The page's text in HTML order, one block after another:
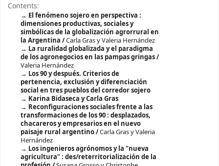
Contents:
El fenómeno sojero en perspectiva :
dimensiones productivas, sociales y
simbólicas de la globalización agrorrural en
la Argentina /Carla Gras y Valeria Hernández
La ruralidad globalizada y el paradigma
de los agronegocios en las pampas gringas /
Valeria Hernández
Los 90 y después. Criterios de
pertenencia, exclusión y diferenciación
social en tres pueblos del corredor sojero
Karina Bidaseca y Carla Gras
Reconfiguraciones sociales frente a las
transformaciones de los 90 : desplazados,
chacareros y empresarios en el nuevo
paisaje rural argentino /Carla Gras y Valeria
Hernández
Los ingenieros agrónomos y la "nueva
agricultura" : des/reterritorialización de la